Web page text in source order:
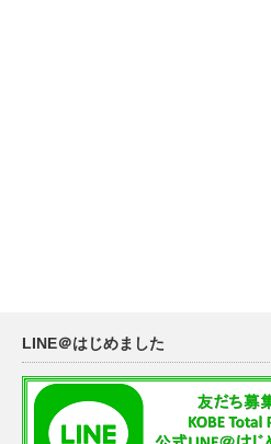
LINE＠はじめました